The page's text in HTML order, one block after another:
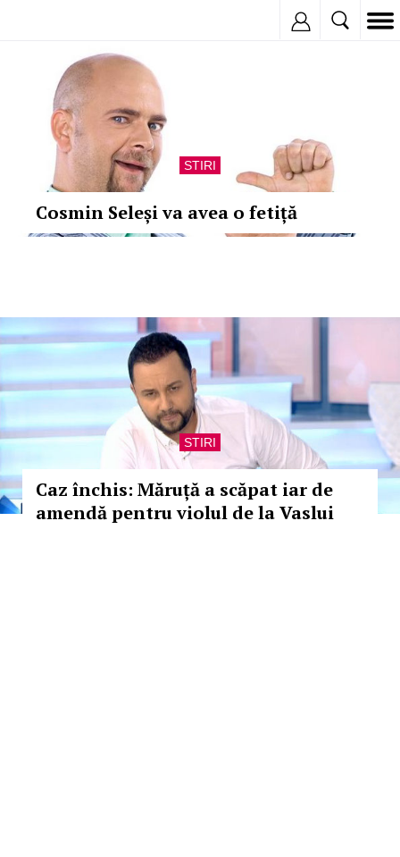
STIRI
Cosmin Seleși va avea o fetiță
STIRI
Caz închis: Măruță a scăpat iar de
amendă pentru violul de la Vaslui